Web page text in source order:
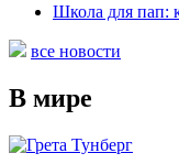
Школа для пап:
все новости
В мире